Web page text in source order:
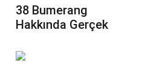
38 Bumerang
Hakkında Gerçek